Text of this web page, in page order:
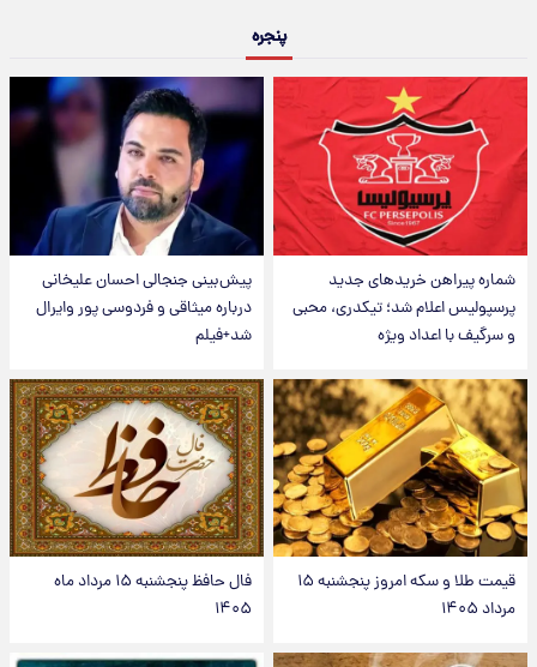
پنجره
شماره پیراهن خریدهای جدید
پرسپولیس اعلام شد؛ تیکدری، محبی
و سرگیف با اعداد ویژه
پیش‌بینی جنجالی احسان علیخانی
درباره میثاقی و فردوسی پور وایرال
شد+فیلم
قیمت طلا و سکه امروز پنجشنبه ۱۵
مرداد ۱۴۰۵
فال حافظ پنجشنبه ۱۵ مرداد ماه
۱۴۰۵